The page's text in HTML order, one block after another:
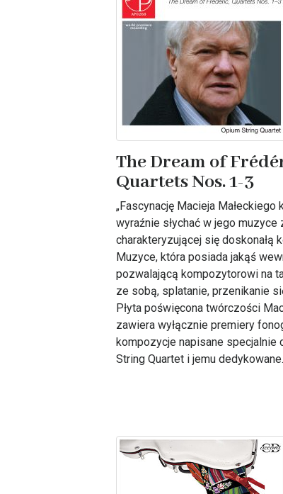
The Dream of
Quartets Nos. 1-3
„Fascynację Macieja
wyraźnie słychać w jego muzyce
charakteryzującej się doskonałą
Muzyce, która posiada jakąś
pozwalającą kompozytorowi na
ze sobą, splatanie, przenikanie
Płyta poświęcona twórczości
zawiera wyłącznie premiery
kompozycje napisane specjalnie
String Quartet i jemu dedykowane.